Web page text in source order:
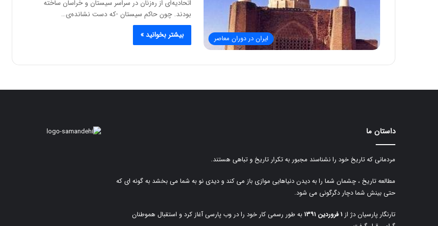
ایران در دوران معاصر
اتحادیه‌ای از ره‌زنان در سراسر سیستان و خراسان ساخته
بودند. چون حاکم سیستان -که دست نشانده‌ی…
بیشتر بخوانید »
داستان ما
مردمانی که تاریخ خود را نشناسند مجبور به تکرار تاریخ و تباهی هستند.
مطالعه تاریخ ، چشمان شما را به دیدن دنیاهایی موازی باز می کند و دیدی نو به شما می بخشد به گونه ای که
حتی بینش شما دچار دگرگونی می شود.
تارنگار پارسیان دژ از ۱ فروردین ۱۳۹۱
به طور رسمی کار خود را در وب پارسی آغاز کرد و استقبال هموطنان